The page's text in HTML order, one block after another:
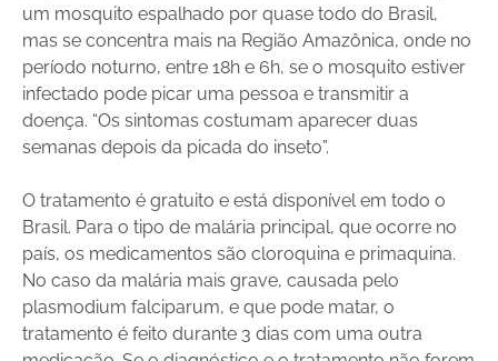
um mosquito espalhado por quase todo do Brasil,
mas se concentra mais na Região Amazônica, onde no
período noturno, entre 18h e 6h, se o mosquito estiver
infectado pode picar uma pessoa e transmitir a
doença. “Os sintomas costumam aparecer duas
semanas depois da picada do inseto”.
O tratamento é gratuito e está disponível em todo o
Brasil. Para o tipo de malária principal, que ocorre no
país, os medicamentos são cloroquina e primaquina.
No caso da malária mais grave, causada pelo
plasmodium falciparum, e que pode matar, o
tratamento é feito durante 3 dias com uma outra